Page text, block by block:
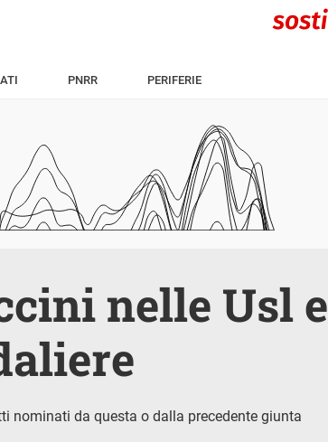
PNRR PERIFERIE
nelle Usl e
nominati da questa o dalla precedente giunta